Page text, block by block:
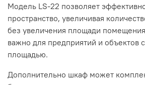
Модель LS-22 позволяет
пространство, увеличивая
без увеличения площади
важно для предприятий и объектов
площадью.
Дополнительно шкаф может